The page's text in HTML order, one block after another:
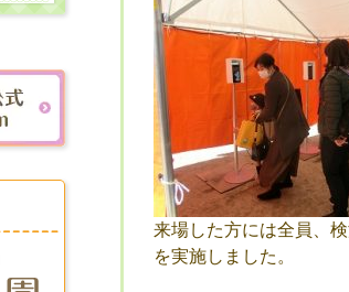
来場した方には全員、
を実施しました。